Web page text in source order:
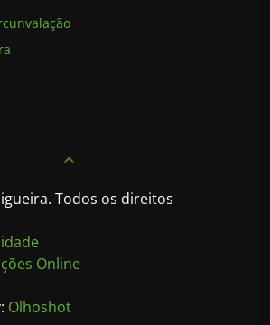
Todos os direitos
Online
Olhoshot